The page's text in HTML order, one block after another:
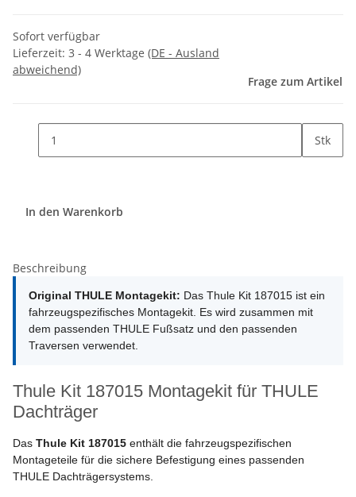
Sofort verfügbar
Lieferzeit: 3 - 4 Werktage (DE - Ausland
abweichend)
Frage zum Artikel
Stk
In den Warenkorb
Beschreibung
Original THULE Montagekit: Das Thule Kit 187015 ist ein
fahrzeugspezifisches Montagekit. Es wird zusammen mit
dem passenden THULE Fußsatz und den passenden
Traversen verwendet.
Thule Kit 187015 Montagekit für THULE
Dachträger
Das Thule Kit 187015 enthält die fahrzeugspezifischen
Montageteile für die sichere Befestigung eines passenden
THULE Dachträgersystems.